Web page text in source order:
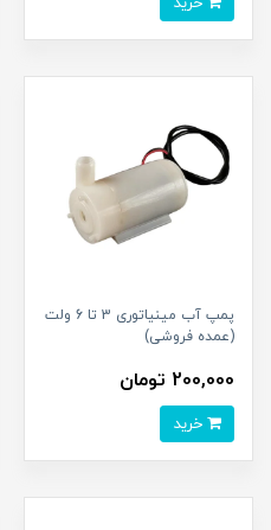
پمپ آب مینیاتوری 3 تا 6 ولت
(عمده فروشی)
200,000 تومان